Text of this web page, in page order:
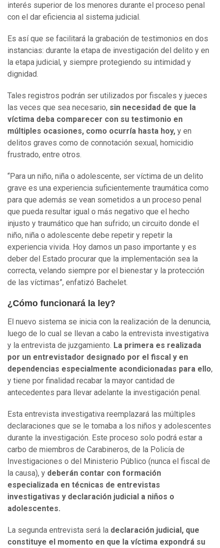
interés superior de los menores durante el proceso penal
con el dar eficiencia al sistema judicial.
Es así que se facilitará la grabación de testimonios en dos
instancias: durante la etapa de investigación del delito y en
la etapa judicial, y siempre protegiendo su intimidad y
dignidad.
Tales registros podrán ser utilizados por fiscales y jueces
las veces que sea necesario, sin necesidad de que la
víctima deba comparecer con su testimonio en
múltiples ocasiones, como ocurría hasta hoy, y en
delitos graves como de connotación sexual, homicidio
frustrado, entre otros.
“Para un niño, niña o adolescente, ser víctima de un delito
grave es una experiencia suficientemente traumática como
para que además se vean sometidos a un proceso penal
que pueda resultar igual o más negativo que el hecho
injusto y traumático que han sufrido; un circuito donde el
niño, niña o adolescente debe repetir y repetir la
experiencia vivida. Hoy damos un paso importante y es
deber del Estado procurar que la implementación sea la
correcta, velando siempre por el bienestar y la protección
de las víctimas”, enfatizó Bachelet.
¿Cómo funcionará la ley?
El nuevo sistema se inicia con la realización de la denuncia,
luego de lo cual se llevan a cabo la entrevista investigativa
y la entrevista de juzgamiento. La primera es realizada
por un entrevistador designado por el fiscal y en
dependencias especialmente acondicionadas para ello,
y tiene por finalidad recabar la mayor cantidad de
antecedentes para llevar adelante la investigación penal.
Esta entrevista investigativa reemplazará las múltiples
declaraciones que se le tomaba a los niños y adolescentes
durante la investigación. Este proceso solo podrá estar a
carbo de miembros de Carabineros, de la Policía de
Investigaciones o del Ministerio Público (nunca el fiscal de
la causa), y deberán contar con formación
especializada en técnicas de entrevistas
investigativas y declaración judicial a niños o
adolescentes.
La segunda entrevista será la declaración judicial, que
constituye el momento en que la víctima expondrá su